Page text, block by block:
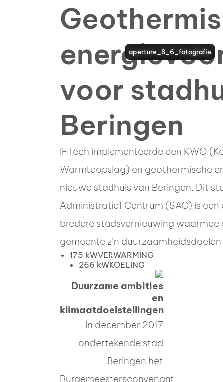
voor
Beringen
IFTech implementeerde een KWO
Warmteopslag) en geothermische
nieuwe stadhuis van Beringen. Dit
Administratief Centrum (SAC) is een
bredere stadsvernieuwing waarmee
gemeente z’n
175 kWVERWARMING
266 kWKOELING
aperture_8_6_fotografie
Duurzame ambities
en
klimaatdoelstellingen
In december 2017
ondertekende stad
Beringen het
Burgemeestersconvenant
aperture_8_6_fotografie
aperture_8_6_fotografie